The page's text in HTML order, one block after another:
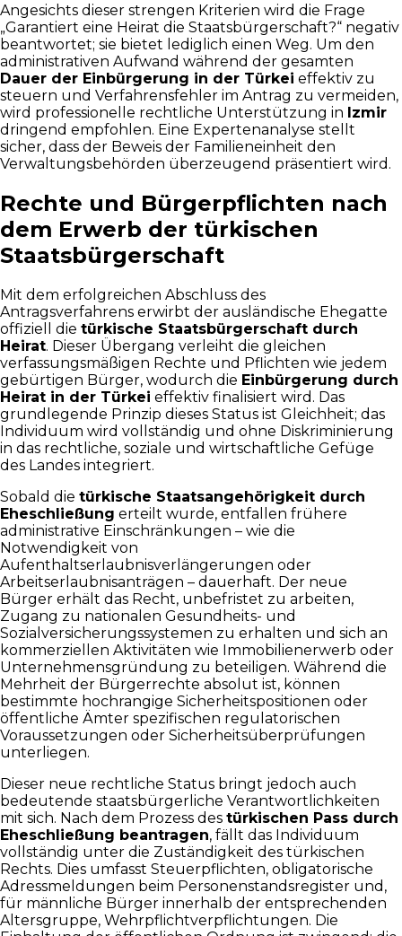
Angesichts dieser strengen Kriterien wird die Frage
„Garantiert eine Heirat die Staatsbürgerschaft?“ negativ
beantwortet; sie bietet lediglich einen Weg. Um den
administrativen Aufwand während der gesamten
Dauer der Einbürgerung in der Türkei effektiv zu
steuern und Verfahrensfehler im Antrag zu vermeiden,
wird professionelle rechtliche Unterstützung in Izmir
dringend empfohlen. Eine Expertenanalyse stellt
sicher, dass der Beweis der Familieneinheit den
Verwaltungsbehörden überzeugend präsentiert wird.
Rechte und Bürgerpflichten nach
dem Erwerb der türkischen
Staatsbürgerschaft
Mit dem erfolgreichen Abschluss des
Antragsverfahrens erwirbt der ausländische Ehegatte
offiziell die türkische Staatsbürgerschaft durch
Heirat. Dieser Übergang verleiht die gleichen
verfassungsmäßigen Rechte und Pflichten wie jedem
gebürtigen Bürger, wodurch die Einbürgerung durch
Heirat in der Türkei effektiv finalisiert wird. Das
grundlegende Prinzip dieses Status ist Gleichheit; das
Individuum wird vollständig und ohne Diskriminierung
in das rechtliche, soziale und wirtschaftliche Gefüge
des Landes integriert.
Sobald die türkische Staatsangehörigkeit durch
Eheschließung erteilt wurde, entfallen frühere
administrative Einschränkungen – wie die
Notwendigkeit von
Aufenthaltserlaubnisverlängerungen oder
Arbeitserlaubnisanträgen – dauerhaft. Der neue
Bürger erhält das Recht, unbefristet zu arbeiten,
Zugang zu nationalen Gesundheits- und
Sozialversicherungssystemen zu erhalten und sich an
kommerziellen Aktivitäten wie Immobilienerwerb oder
Unternehmensgründung zu beteiligen. Während die
Mehrheit der Bürgerrechte absolut ist, können
bestimmte hochrangige Sicherheitspositionen oder
öffentliche Ämter spezifischen regulatorischen
Voraussetzungen oder Sicherheitsüberprüfungen
unterliegen.
Dieser neue rechtliche Status bringt jedoch auch
bedeutende staatsbürgerliche Verantwortlichkeiten
mit sich. Nach dem Prozess des türkischen Pass durch
Eheschließung beantragen, fällt das Individuum
vollständig unter die Zuständigkeit des türkischen
Rechts. Dies umfasst Steuerpflichten, obligatorische
Adressmeldungen beim Personenstandsregister und,
für männliche Bürger innerhalb der entsprechenden
Altersgruppe, Wehrpflichtverpflichtungen. Die